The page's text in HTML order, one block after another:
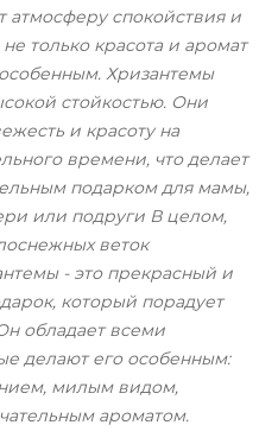
атмосферу спокойствия и
только красота и аромат
Хризантемы
стойкостью. Они
и красоту на
времени, что делает
подарком для мамы,
или подруги В целом,
веток
- это прекрасный и
который порадует
обладает всеми
делают его особенным:
милым видом,
ароматом.